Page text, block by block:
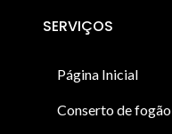
SERVIÇOS
Página Inicial
Conserto de fogão